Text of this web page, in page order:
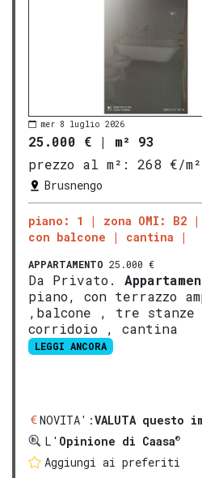
mer 8 luglio 2026
25.000 € | m² 93
prezzo al m²:
268 €/m²
Brusnengo
piano: 1 zona OMI: B2
con balcone
cantina
APPARTAMENTO 25.000 €
Da Privato.
piano, con terrazzo
,balcone , tre stanze
corridoio , cantina
LEGGI ANCORA
NOVITA':VALUTA questo
L' Opinione di Caasa®
Aggiungi ai preferiti